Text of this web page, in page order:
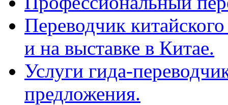
Переводчик
и на выставке в Китае.
Услуги гида-
предложения.